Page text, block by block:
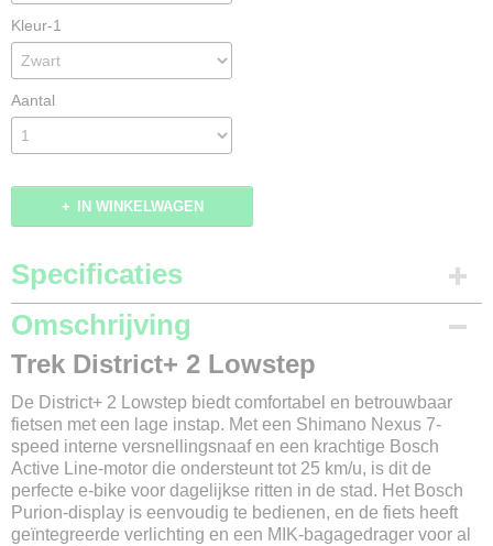
Kleur-1
Aantal
IN WINKELWAGEN
Specificaties
Productcode
69-868
Merk
Model
District+ 2
Modeljaar
2025
Framemaat
S / M / L
Omschrijving
Trek District+ 2 Lowstep
De District+ 2 Lowstep biedt comfortabel en betrouwbaar
fietsen met een lage instap. Met een Shimano Nexus 7-
speed interne versnellingsnaaf en een krachtige Bosch
Active Line-motor die ondersteunt tot 25 km/u, is dit de
perfecte e-bike voor dagelijkse ritten in de stad. Het Bosch
Purion-display is eenvoudig te bedienen, en de fiets heeft
geïntegreerde verlichting en een MIK-bagagedrager voor al